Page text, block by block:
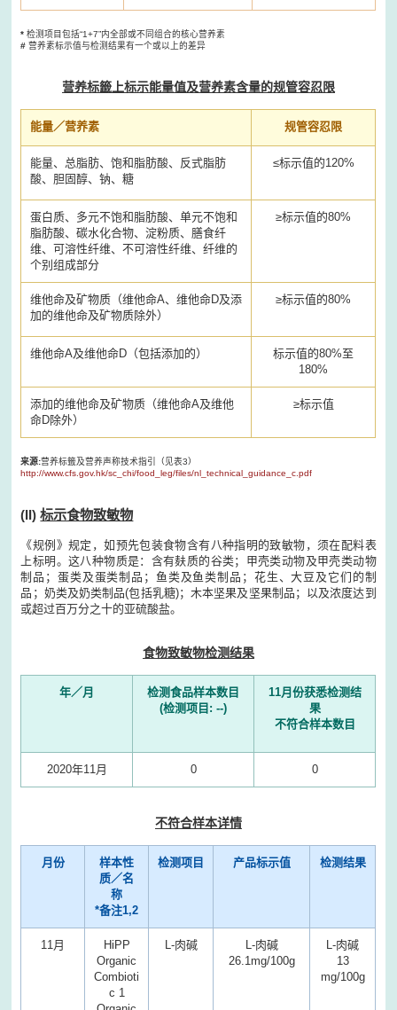
* 检测项目包括“1+7”内全部或不同组合的核心营养素
# 营养素标示值与检测结果有一个或以上的差异
营养标籤上标示能量值及营养素含量的规管容忍限
能量／营养素 规管容忍限
能量、总脂肪、饱和脂肪酸、反式脂肪
酸、胆固醇、钠、糖
≤标示值的120%
蛋白质、多元不饱和脂肪酸、单元不饱和
脂肪酸、碳水化合物、淀粉质、膳食纤
维、可溶性纤维、不可溶性纤维、纤维的
个别组成部分
≥标示值的80%
维他命及矿物质（维他命A、维他命D及添
加的维他命及矿物质除外）
≥标示值的80%
维他命A及维他命D（包括添加的）
标示值的80%至
180%
添加的维他命及矿物质（维他命A及维他
命D除外）
≥标示值
来源:营养标籤及营养声称技术指引（见表3）
http://www.cfs.gov.hk/sc_chi/food_leg/files/nl_technical_guidance_c.pdf
(II)标示食物致敏物
《规例》规定，如预先包装食物含有八种指明的致敏物，须在配料表
上标明。这八种物质是：含有麸质的谷类；甲壳类动物及甲壳类动物
制品；蛋类及蛋类制品；鱼类及鱼类制品；花生、大豆及它们的制
品；奶类及奶类制品(包括乳糖)；木本坚果及坚果制品；以及浓度达到
或超过百万分之十的亚硫酸盐。
食物致敏物检测结果
年／月
检测食品样本数目
(检测项目: --)
11月份获悉检测结
果
不符合样本数目
2020年11月 0 0
不符合样本详情
月份
样本性
质／名
称
*备注1,2
检测项目 产品标示值 检测结果
11月
HiPP
Organic
Combioti
c 1
L-肉碱 L-肉碱
26.1mg/100g
L-肉碱
13
mg/100g